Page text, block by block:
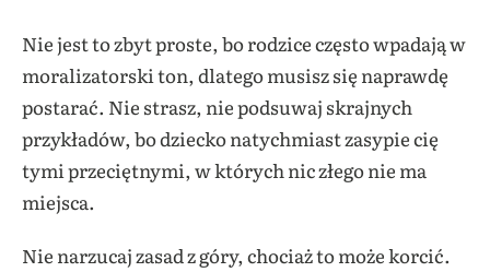
Nie jest to zbyt proste, bo rodzice często wpadają w
moralizatorski ton, dlatego musisz się naprawdę
postarać. Nie strasz, nie podsuwaj skrajnych
przykładów, bo dziecko natychmiast zasypie cię
tymi przeciętnymi, w których nic złego nie ma
miejsca.
Nie narzucaj zasad z góry, chociaż to może korcić.